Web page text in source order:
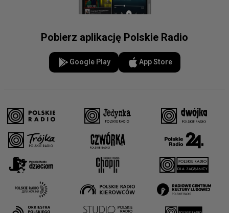
Pobierz aplikację Polskie Radio
Google Play App Store